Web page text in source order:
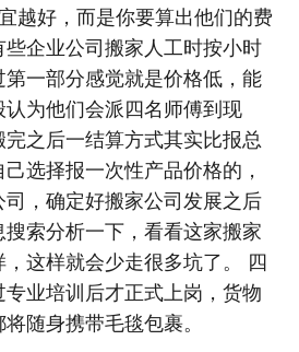
好，而是你要算出他们的费
企业公司搬家人工时按小时
一部分感觉就是价格低，能
为他们会派四名师傅到现
之后一结算方式其实比报总
选择报一次性产品价格的，
，确定好搬家公司发展之后
索分析一下，看看这家搬家
这样就会少走很多坑了。 四
业培训后才正式上岗，货物
随身携带毛毯包裹。